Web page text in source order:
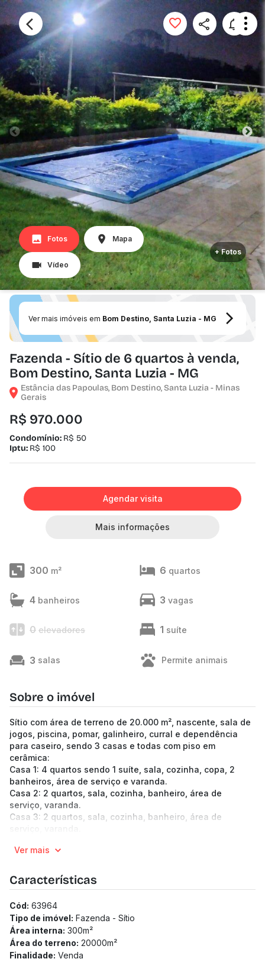
Fotos Mapa
Vídeo
+ Fotos
Ver mais imóveis em Bom Destino, Santa Luzia - MG
Fazenda - Sítio de 6 quartos à venda,
Bom Destino, Santa Luzia - MG
Estância das Papoulas, Bom Destino, Santa Luzia - Minas
Gerais
R$ 970.000
Condomínio: R$ 50
Iptu: R$ 100
Agendar visita
Mais informações
300 m² 6 quartos
4 banheiros 3 vagas
0 elevadores 1 suíte
3 salas Permite animais
Sobre o imóvel
Sítio com área de terreno de 20.000 m², nascente, sala de
jogos, piscina, pomar, galinheiro, curral e dependência
para caseiro, sendo 3 casas e todas com piso em
cerâmica:
Casa 1: 4 quartos sendo 1 suíte, sala, cozinha, copa, 2
banheiros, área de serviço e varanda.
Casa 2: 2 quartos, sala, cozinha, banheiro, área de
serviço, varanda.
Casa 3: 2 quartos, sala, cozinha, banheiro, área de
serviço, varanda.
Solicitamos a confirmação com nossa equipe).
Ver mais
Características
Cód: 63964
Tipo de imóvel: Fazenda - Sítio
Área interna: 300m²
Área do terreno: 20000m²
Finalidade: Venda